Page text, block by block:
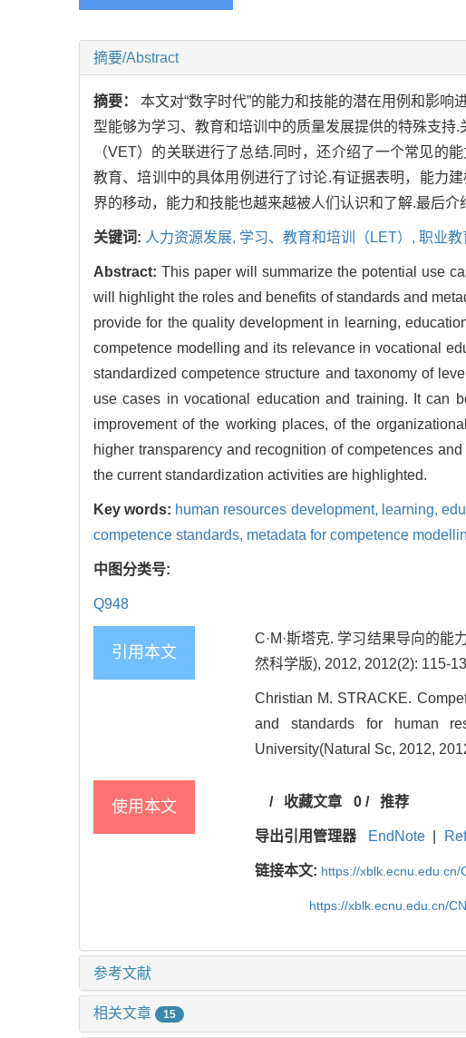
摘要/Abstract
摘要： 本文对“数字时代”的能力和技能的潜在用例和影
型能够为学习、教育和培训中的质量发展提供的特殊支持
（VET）的关联进行了总结.同时，还介绍了一个常见的
教育、培训中的具体用例进行了讨论.有证据表明，能力
界的移动，能力和技能也越来越被人们认识和了解.最后
关键词: 人力资源发展, 学习、教育和培训（LET）, 职业教
Abstract: This paper will summarize the potential use
will highlight the roles and benefits of standards and
provide for the quality development in learning,
competence modelling and its relevance in vocational
standardized competence structure and taxonomy of
use cases in vocational education and training. It can
improvement of the working places, of the
higher transparency and recognition of competences
the current standardization activities are highlighted.
Key words: human resources development, learning,
competence standards, metadata for competence
中图分类号:
Q948
引用本文
C·M·斯塔克. 学习结果导向的
然科学版), 2012, 2012(2): 115-
Christian M. STRACKE.
and standards for human
University(Natural Sc, 2012,
使用本文 / 收藏文章 0/ 推荐
导出引用管理器 EndNote
链接本文: https://xblk.ecnu.edu.cn/
https://xblk.ecnu.edu.cn/
参考文献
相关文章 15